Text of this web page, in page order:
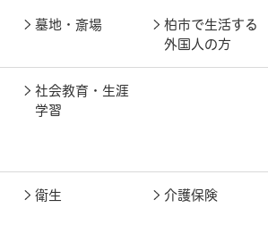
墓地・斎場
柏市で生活する
外国人の方
社会教育・生涯
学習
衛生 介護保険